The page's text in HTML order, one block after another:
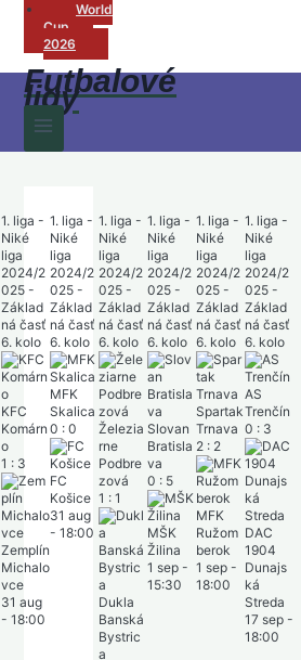
World
Cup
2026
Futbalové
ligy
1. liga -
Niké
liga
2024/2
025 -
Základ
ná časť
6. kolo
KFC
Komárn
o
1 : 3
Zemplín
Michalo
vce
31 aug
- 18:00
1. liga -
Niké
liga
2024/2
025 -
Základ
ná časť
6. kolo
MFK
Skalica
0 : 0
FC
Košice
31 aug
- 18:00
1. liga -
Niké
liga
2024/2
025 -
Základ
ná časť
6. kolo
Železia
rne
Podbre
zová
1 : 1
Dukla
Banská
Bystric
a
1. liga -
Niké
liga
2024/2
025 -
Základ
ná časť
6. kolo
Slovan
Bratisla
va
0 : 5
MŠK
Žilina
1 sep -
15:30
1. liga -
Niké
liga
2024/2
025 -
Základ
ná časť
6. kolo
Spartak
Trnava
2 : 2
MFK
Ružom
berok
1 sep -
18:00
1. liga -
Niké
liga
2024/2
025 -
Základ
ná časť
6. kolo
AS
Trenčín
0 : 3
DAC
1904
Dunajs
ká
Streda
17 sep -
18:00